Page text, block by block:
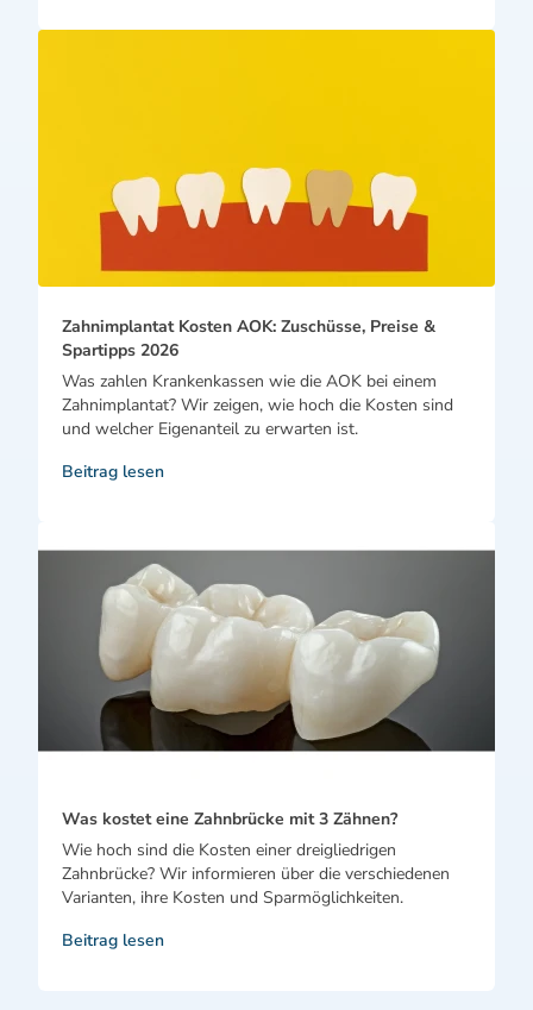
Zahnimplantat Kosten AOK: Zuschüsse, Preise &
Spartipps 2026
Was zahlen Krankenkassen wie die AOK bei einem
Zahnimplantat? Wir zeigen, wie hoch die Kosten sind
und welcher Eigenanteil zu erwarten ist.
Beitrag lesen
Was kostet eine Zahnbrücke mit 3 Zähnen?
Wie hoch sind die Kosten einer dreigliedrigen
Zahnbrücke? Wir informieren über die verschiedenen
Varianten, ihre Kosten und Sparmöglichkeiten.
Beitrag lesen